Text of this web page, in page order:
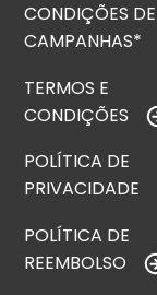
CONDIÇÕES DE
CAMPANHAS*
TERMOS E
CONDIÇÕES
POLÍTICA DE
PRIVACIDADE
POLÍTICA DE
REEMBOLSO